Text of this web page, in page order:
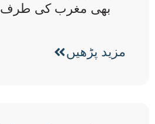
بھی مغرب کی طرف
مزید پڑھیں